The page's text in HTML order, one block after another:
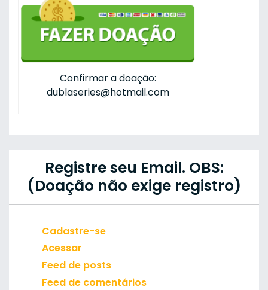
Confirmar a doação:
dublaseries@hotmail.com
Registre seu Email. OBS:
(Doação não exige registro)
Cadastre-se
Acessar
Feed de posts
Feed de comentários